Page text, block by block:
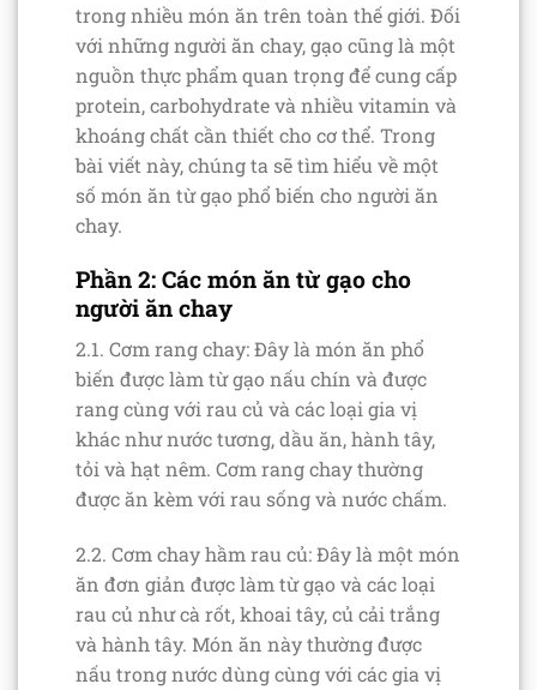
trong nhiều món ăn trên toàn thế giới. Đối
với những người ăn chay, gạo cũng là một
nguồn thực phẩm quan trọng để cung cấp
protein, carbohydrate và nhiều vitamin và
khoáng chất cần thiết cho cơ thể. Trong
bài viết này, chúng ta sẽ tìm hiểu về một
số món ăn từ gạo phổ biến cho người ăn
chay.
Phần 2: Các món ăn từ gạo cho
người ăn chay
2.1. Cơm rang chay: Đây là món ăn phổ
biến được làm từ gạo nấu chín và được
rang cùng với rau củ và các loại gia vị
khác như nước tương, dầu ăn, hành tây,
tỏi và hạt nêm. Cơm rang chay thường
được ăn kèm với rau sống và nước chấm.
2.2. Cơm chay hầm rau củ: Đây là một món
ăn đơn giản được làm từ gạo và các loại
rau củ như cà rốt, khoai tây, củ cải trắng
và hành tây. Món ăn này thường được
nấu trong nước dùng cùng với các gia vị